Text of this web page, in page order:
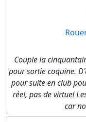
Couple la
pour sortie coquine.
pour suite en club
réel, pas de virtuel
car